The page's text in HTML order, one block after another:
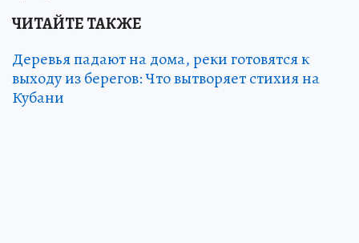
ЧИТАЙТЕ ТАКЖЕ
Деревья падают на дома, реки готовятся к
выходу из берегов: Что вытворяет стихия на
Кубани